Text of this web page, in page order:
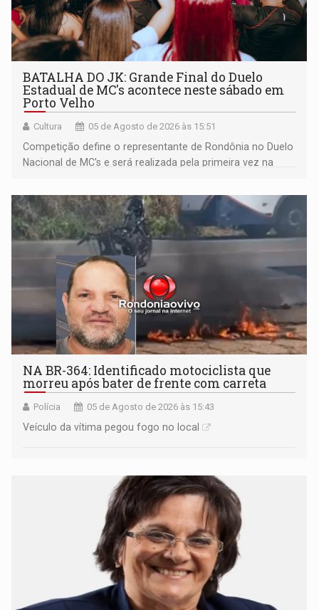
BATALHA DO JK: Grande Final do Duelo
Estadual de MC's acontece neste sábado em
Porto Velho
Cultura 05 de Agosto de 2026 às 15:51
Competição define o representante de Rondônia no Duelo
Nacional de MC's e será realizada pela primeira vez na
NA BR-364: Identificado motociclista que
morreu após bater de frente com carreta
Polícia 05 de Agosto de 2026 às 15:43
Veículo da vítima pegou fogo no local